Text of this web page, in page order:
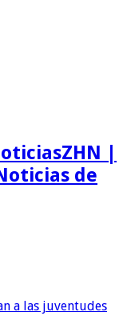
ZHN |
de